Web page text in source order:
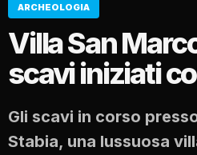
ARCHEOLOGIA
Villa San
scavi iniziati
Gli scavi in corso
Stabia, una lussuosa